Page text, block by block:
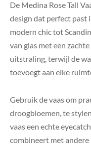
De Medina Rose Tall
design dat perfect past
modern chic tot
van glas met een
uitstraling, terwijl de
toevoegt aan elke
Gebruik de vaas om
droogbloemen, te
vaas een echte
combineert met